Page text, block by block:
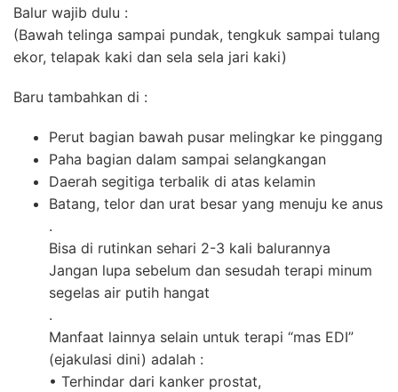
Balur wajib dulu :
(Bawah telinga sampai pundak, tengkuk sampai tulang
ekor, telapak kaki dan sela sela jari kaki)
Baru tambahkan di :
Perut bagian bawah pusar melingkar ke pinggang
Paha bagian dalam sampai selangkangan
Daerah segitiga terbalik di atas kelamin
Batang, telor dan urat besar yang menuju ke anus
.
Bisa di rutinkan sehari 2-3 kali balurannya
Jangan lupa sebelum dan sesudah terapi minum
segelas air putih hangat
.
Manfaat lainnya selain untuk terapi “mas EDI”
(ejakulasi dini) adalah :
• Terhindar dari kanker prostat,